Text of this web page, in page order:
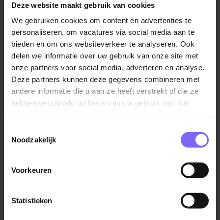
Deze website maakt gebruik van cookies
We gebruiken cookies om content en advertenties te
personaliseren, om vacatures via social media aan te
bieden en om ons websiteverkeer te analyseren. Ook
delen we informatie over uw gebruik van onze site met
onze partners voor social media, adverteren en analyse.
Deze partners kunnen deze gegevens combineren met
andere informatie die u aan ze heeft verstrekt of die ze
hebben verzameld op basis van uw gebruik van hun
Noodzakelijk
Voorkeuren
Statistieken
jij bekend met cultuurverschillen, instroom
vanuit de ISK en de specifieke
examenfaciliteiten voor NT2-leerlingen?
Dan zijn wij op zoek naar jou.
Binnen ons ondersteuningsplan vervult deSpecialist
NT2(Leerlingondersteuner D) een sleutelrol in fase 2
van de ondersteuning. Je combineert individuele-
en/of groepsbegeleiding met coördinatie,
beleidsontwikkeling en afstemming binnen de school.
Je wordt aangestuurd door de teamleiders
ondersteuningsteam.
begeleiding van NT2-leerlingen